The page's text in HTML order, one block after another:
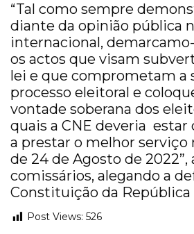
“Tal como sempre
diante da opinião pública
internacional,
os actos que visam
lei e que comprometam a
processo eleitoral e
vontade soberana dos
quais a CNE deveria
a prestar o melhor serviço
de 24 de Agosto de
comissários, alegando a
Constituição da República
Post Views: 526